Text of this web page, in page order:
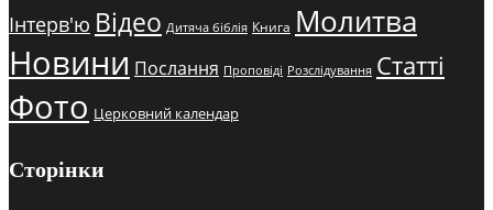
Інтерв'ю Відео Дитяча біблія Книга Молитва
Новини Послання Проповіді Розслідування Статті
Фото Церковний календар
Сторінки